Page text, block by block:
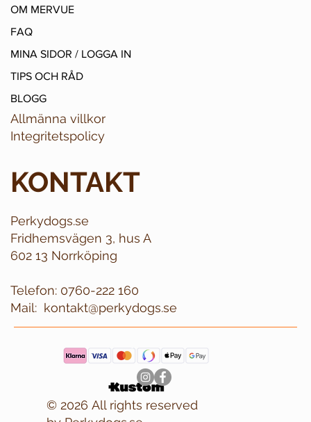
OM MERVUE
FAQ
MINA SIDOR / LOGGA IN
TIPS OCH RÅD
BLOGG
Allmänna villkor
Integritetspolicy
KONTAKT
Perkydogs.se
Fridhemsvägen 3, hus A
602 13 Norrköping
Telefon: 0760-222 160
kontakt@perkydogs.se
Mail:
© 2026 All rights reserved